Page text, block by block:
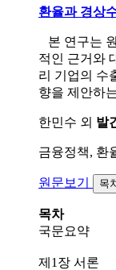
환율과 경상
본 연구는
적인 근거와
리 기업의 수
향을 제안하
한민수 외 발
금융정책, 환
원문보기 목
목차
국문요약
제1장 서론